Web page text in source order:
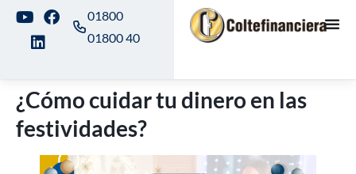
01800
01800 40
¿Cómo cuidar tu dinero en las
festividades?